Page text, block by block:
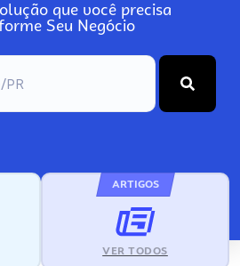
que você precisa
Seu Negócio
ARTIGOS
VER TODOS